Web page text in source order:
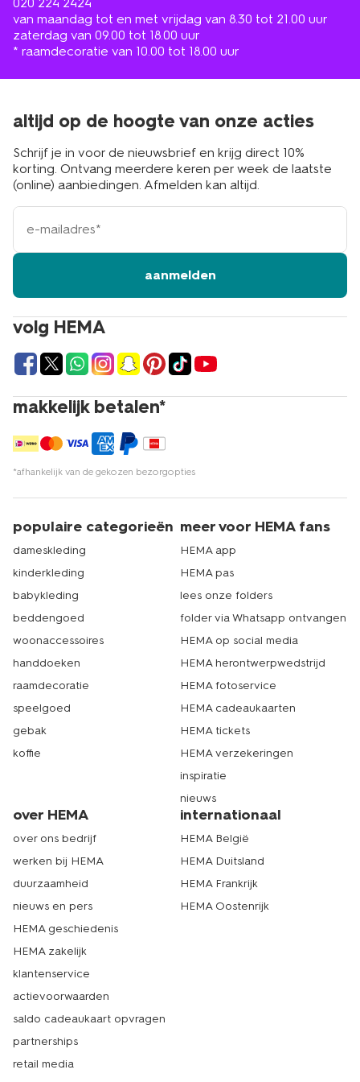
van maandag tot en met vrijdag van 8.30 tot 21.00 uur
zaterdag van 09.00 tot 18.00 uur
* raamdecoratie van 10.00 tot 18.00 uur
volg HEMA
makkelijk betalen*
*afhankelijk van de gekozen bezorgopties
altijd op de hoogte van onze acties
Schrijf je in voor de nieuwsbrief en krijg direct 10%
korting. Ontvang meerdere keren per week de laatste
(online) aanbiedingen. Afmelden kan altijd.
e-
mailadres
aanmelden
populaire categorieën
dameskleding
kinderkleding
babykleding
beddengoed
woonaccessoires
handdoeken
raamdecoratie
speelgoed
gebak
koffie
meer voor HEMA fans
HEMA app
HEMA pas
lees onze folders
folder via Whatsapp ontvangen
HEMA op social media
HEMA herontwerpwedstrijd
HEMA fotoservice
HEMA cadeaukaarten
HEMA tickets
HEMA verzekeringen
inspiratie
nieuws
over HEMA
over ons bedrijf
werken bij HEMA
duurzaamheid
nieuws en pers
HEMA geschiedenis
HEMA zakelijk
klantenservice
actievoorwaarden
saldo cadeaukaart opvragen
partnerships
retail media
internationaal
HEMA België
HEMA Duitsland
HEMA Frankrijk
HEMA Oostenrijk